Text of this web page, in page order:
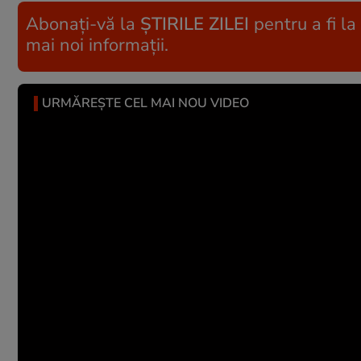
Abonați-vă la ȘTIRILE ZILEI pentru a fi la
mai noi informații.
URMĂREȘTE CEL MAI NOU VIDEO